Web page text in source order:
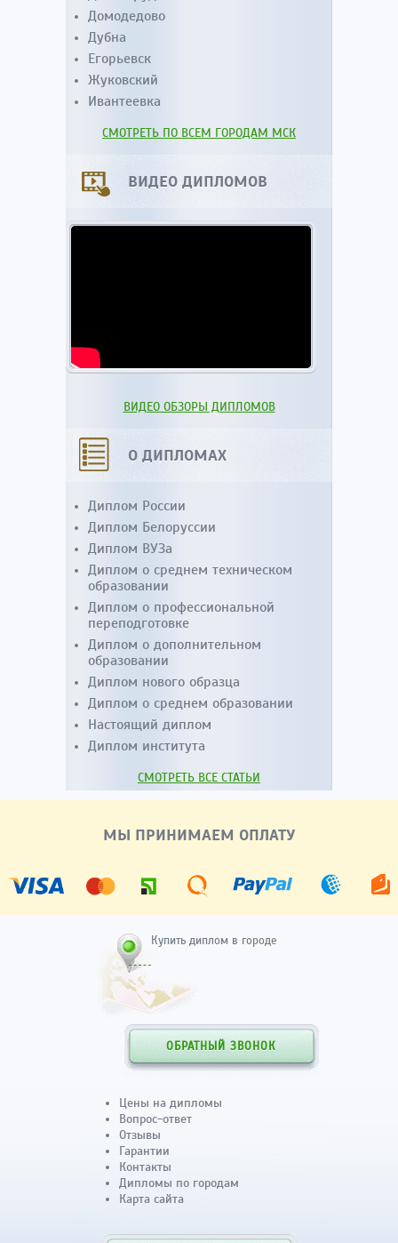
Домодедово
Дубна
Егорьевск
Жуковский
Ивантеевка
СМОТРЕТЬ ПО ВСЕМ ГОРОДАМ МСК
ВИДЕО ДИПЛОМОВ
ВИДЕО ОБЗОРЫ ДИПЛОМОВ
О ДИПЛОМАХ
Диплом России
Диплом Белоруссии
Диплом ВУЗа
Диплом о среднем техническом
образовании
Диплом о профессиональной
переподготовке
Диплом о дополнительном
образовании
Диплом нового образца
Диплом о среднем образовании
Настоящий диплом
Диплом института
СМОТРЕТЬ ВСЕ СТАТЬИ
МЫ ПРИНИМАЕМ ОПЛАТУ
Купить диплом в городе
ОБРАТНЫЙ ЗВОНОК
Цены на дипломы
Вопрос-ответ
Отзывы
Гарантии
Контакты
Дипломы по городам
Карта сайта